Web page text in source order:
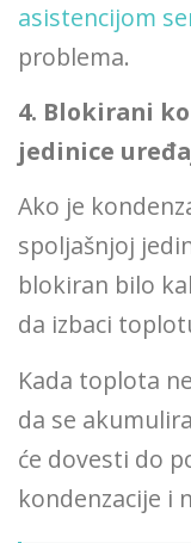
asistencijom
problema.
4. Blokirani
jedinice
Ako je
spoljašnjoj
blokiran bilo
da izbaci
Kada toplota
da se
će dovesti do
kondenzacije i